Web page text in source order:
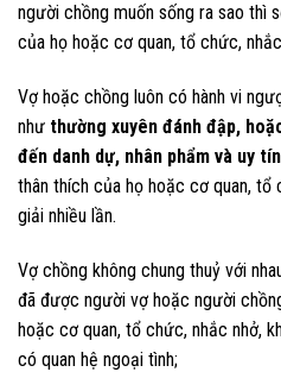
người chồng muốn sống ra sao thì
của họ hoặc cơ quan, tổ chức,
Vợ hoặc chồng luôn có hành vi
như thường xuyên đánh đập,
đến danh dự, nhân phẩm và uy
thân thích của họ hoặc cơ quan, tổ
giải nhiều lần.
Vợ chồng không chung thuỷ với
đã được người vợ hoặc người
hoặc cơ quan, tổ chức, nhắc nhở,
có quan hệ ngoại tình;